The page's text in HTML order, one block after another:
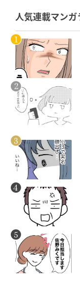
人気連載マンガ